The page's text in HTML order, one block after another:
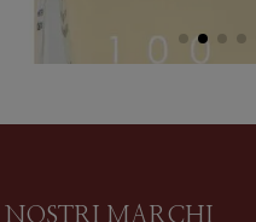
I NOSTRI MARCHI